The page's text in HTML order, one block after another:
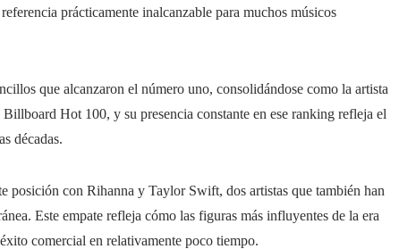
prácticamente inalcanzable para muchos músicos
que alcanzaron el número uno, consolidándose como la artista
Hot 100, y su presencia constante en ese ranking refleja el
décadas.
posición con Rihanna y Taylor Swift, dos artistas que también han
Este empate refleja cómo las figuras más influyentes de la era
comercial en relativamente poco tiempo.